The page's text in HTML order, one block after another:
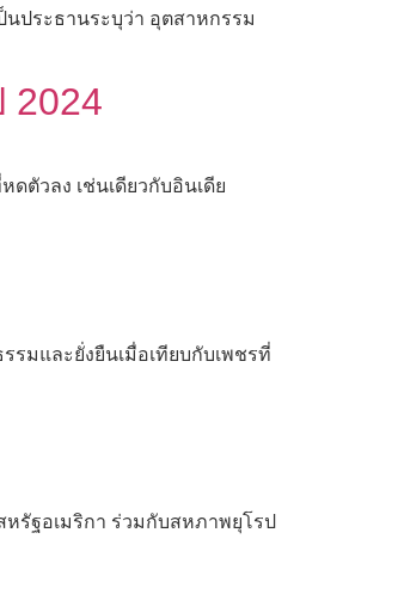
นประธานระบุว่า อุตสาหกรรม
ตัวลง เช่นเดียวกับอินเดีย
รมและยั่งยืนเมื่อเทียบกับเพชรที่
รัฐอเมริกา ร่วมกับสหภาพยุโรป